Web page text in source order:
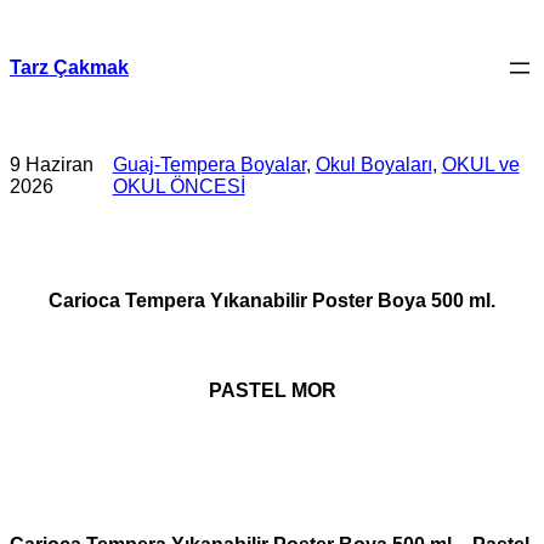
Tarz Çakmak
9 Haziran
2026
Guaj-Tempera Boyalar, Okul Boyaları, OKUL ve
OKUL ÖNCESİ
Carioca Tempera Yıkanabilir Poster Boya 500 ml.
PASTEL MOR